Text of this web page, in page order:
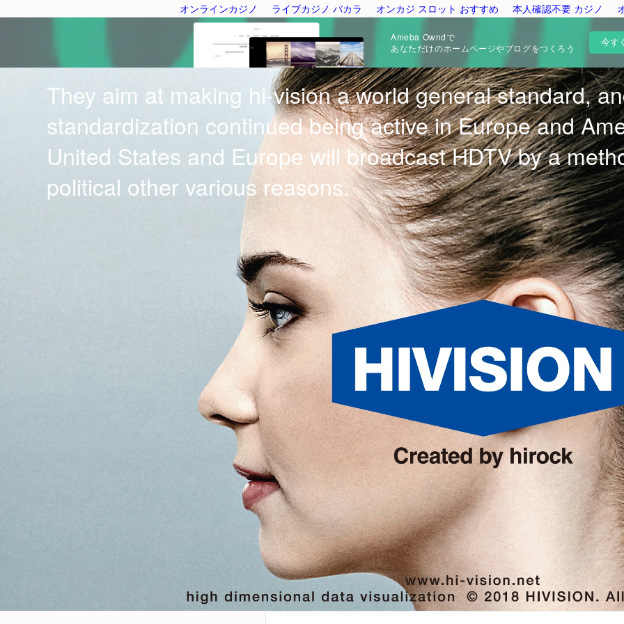
オンラインカジノ ライブカジノ バカラ オンカジ スロット おすすめ 本人確認不要 カジノ
Ameba Owndで
あなただけのホームページやブログをつくろう
今す